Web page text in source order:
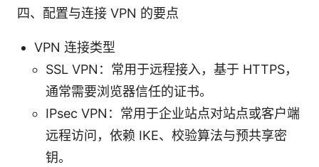
四、配置与连接 VPN 的要点
VPN 连接类型
SSL VPN：常用于远程接入，基于 HTTPS，
通常需要浏览器信任的证书。
IPsec VPN：常用于企业站点对站点或客户端
远程访问，依赖 IKE、校验算法与预共享密
钥。